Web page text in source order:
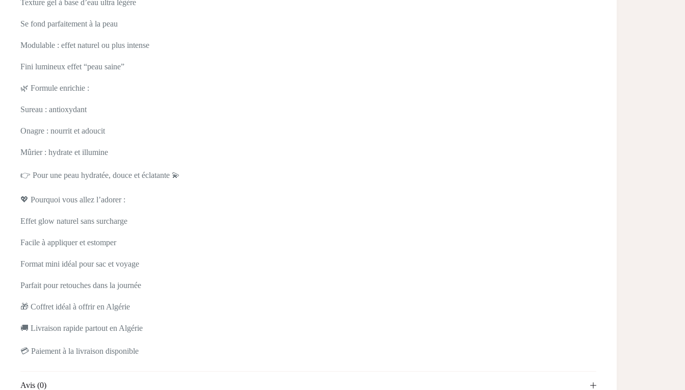
Texture gel à base d’eau ultra légère
Se fond parfaitement à la peau
Modulable : effet naturel ou plus intense
Fini lumineux effet “peau saine”
🌿 Formule enrichie :
Sureau : antioxydant
Onagre : nourrit et adoucit
Mûrier : hydrate et illumine
👉 Pour une peau hydratée, douce et éclatante 💫
💖 Pourquoi vous allez l’adorer :
Effet glow naturel sans surcharge
Facile à appliquer et estomper
Format mini idéal pour sac et voyage
Parfait pour retouches dans la journée
🎁 Coffret idéal à offrir en Algérie
🚚 Livraison rapide partout en Algérie
💳 Paiement à la livraison disponible
Avis (0)